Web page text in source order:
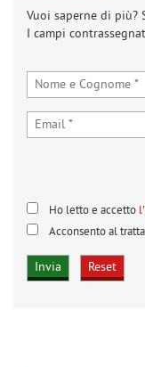
Vuoi saperne di più?
I campi
Ho letto e accetto
Acconsento al